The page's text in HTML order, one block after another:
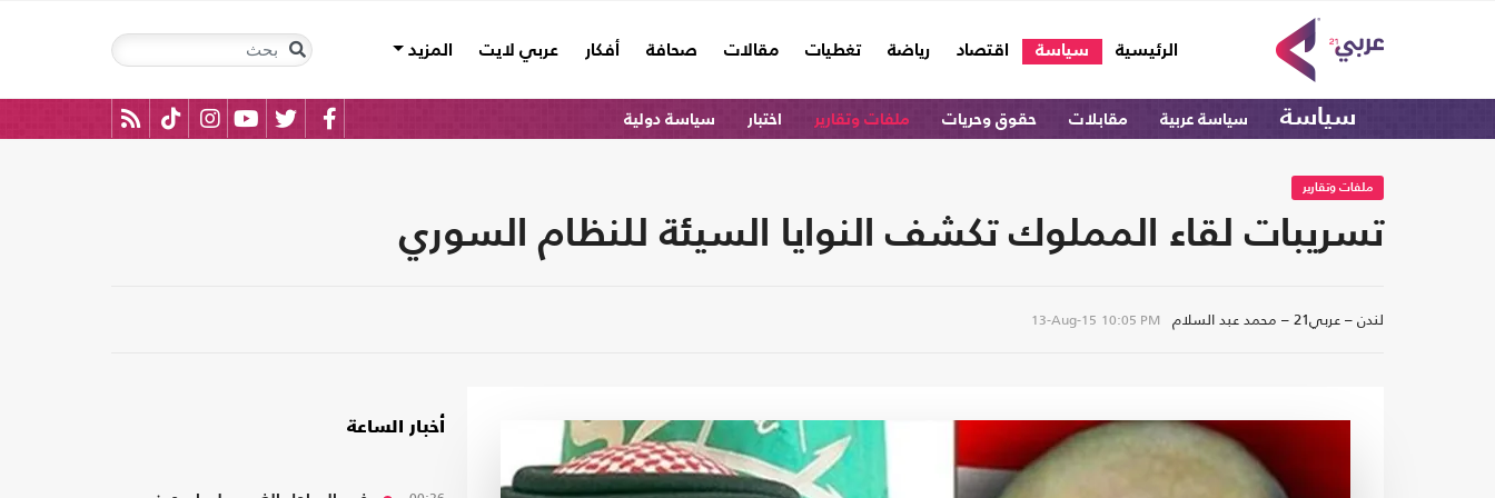
الرئيسية
(current) سياسة اقتصاد رياضة تغطيات مقالات صحافة أفكار عربي لايت المزيد
سياسة سياسة عربية مقابلات حقوق وحريات ملفات وتقارير اختبار سياسة دولية
ملفات وتقارير
تسريبات لقاء المملوك تكشف النوايا السيئة للنظام السوري
لندن – عربي21 – محمد عبد السلام 13-Aug-15 10:05 PM
أخبار الساعة